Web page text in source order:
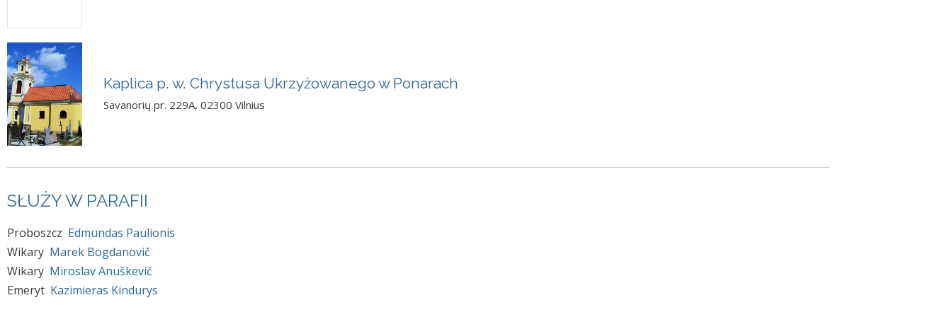
Kaplica p. w. Chrystusa Ukrzyżowanego w Ponarach
Savanorių pr. 229A, 02300 Vilnius
SŁUŻY W PARAFII
Proboszcz Edmundas Paulionis
Wikary Marek Bogdanovič
Wikary Miroslav Anuškevič
Emeryt Kazimieras Kindurys